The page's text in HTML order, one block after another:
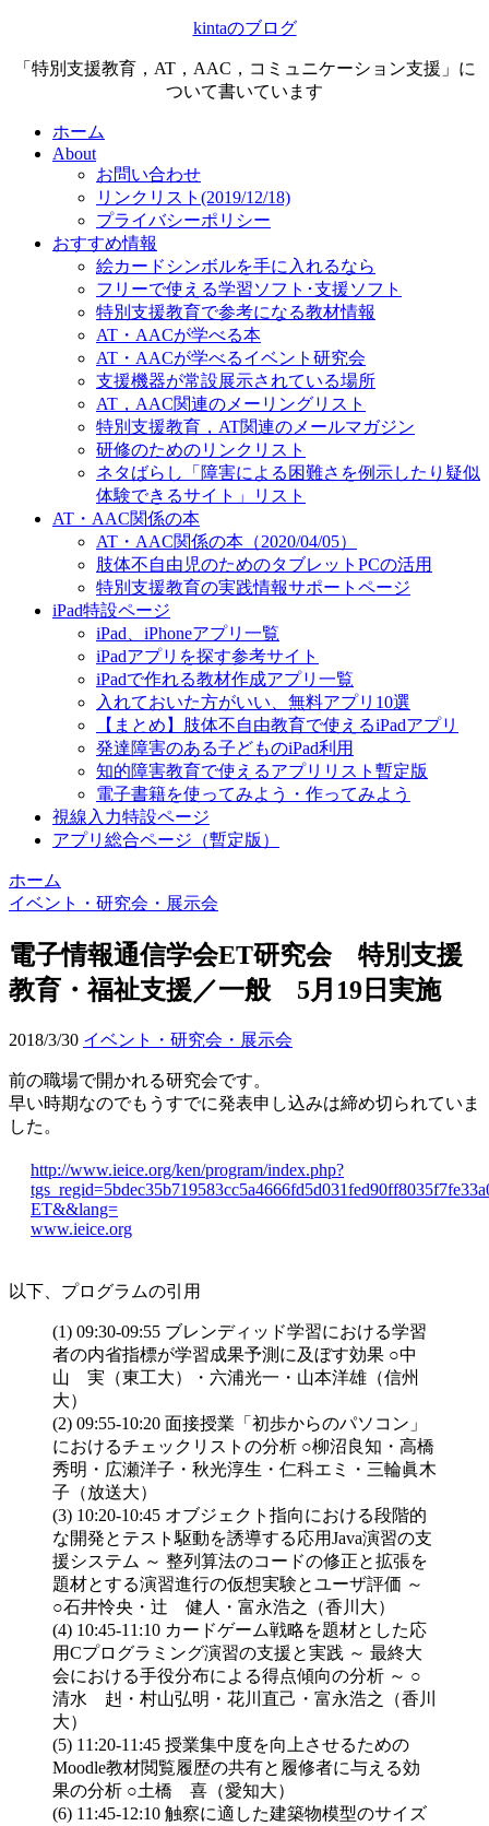
kintaのブログ
「特別支援教育，AT，AAC，コミュニケーション支援」に
ついて書いています
ホーム
About
お問い合わせ
リンクリスト(2019/12/18)
プライバシーポリシー
おすすめ情報
絵カードシンボルを手に入れるなら
フリーで使える学習ソフト･支援ソフト
特別支援教育で参考になる教材情報
AT・AACが学べる本
AT・AACが学べるイベント研究会
支援機器が常設展示されている場所
AT，AAC関連のメーリングリスト
特別支援教育，AT関連のメールマガジン
研修のためのリンクリスト
ネタばらし「障害による困難さを例示したり疑似
体験できるサイト」リスト
AT・AAC関係の本
AT・AAC関係の本（2020/04/05）
肢体不自由児のためのタブレットPCの活用
特別支援教育の実践情報サポートページ
iPad特設ページ
iPad、iPhoneアプリ一覧
iPadアプリを探す参考サイト
iPadで作れる教材作成アプリ一覧
入れておいた方がいい、無料アプリ10選
【まとめ】肢体不自由教育で使えるiPadアプリ
発達障害のある子どものiPad利用
知的障害教育で使えるアプリリスト暫定版
電子書籍を使ってみよう・作ってみよう
視線入力特設ページ
アプリ総合ページ（暫定版）
ホーム
イベント・研究会・展示会
電子情報通信学会ET研究会 特別支援
教育・福祉支援／一般 5月19日実施
2018/3/30 イベント・研究会・展示会
前の職場で開かれる研究会です。
早い時期なのでもうすでに発表申し込みは締め切られていま
した。
http://www.ieice.org/ken/program/index.php?
ET&&lang=
www.ieice.org
以下、プログラムの引用
(1) 09:30-09:55 ブレンディッド学習における学習
者の内省指標が学習成果予測に及ぼす効果 ○中
山 実（東工大）・六浦光一・山本洋雄（信州
大）
(2) 09:55-10:20 面接授業「初歩からのパソコン」
におけるチェックリストの分析 ○柳沼良知・高橋
秀明・広瀬洋子・秋光淳生・仁科エミ・三輪眞木
子（放送大）
(3) 10:20-10:45 オブジェクト指向における段階的
な開発とテスト駆動を誘導する応用Java演習の支
援システム ～ 整列算法のコードの修正と拡張を
題材とする演習進行の仮想実験とユーザ評価 ～
○石井怜央・辻 健人・富永浩之（香川大）
(4) 10:45-11:10 カードゲーム戦略を題材とした応
用Cプログラミング演習の支援と実践 ～ 最終大
会における手役分布による得点傾向の分析 ～ ○
清水 赳・村山弘明・花川直己・富永浩之（香川
大）
(5) 11:20-11:45 授業集中度を向上させるための
Moodle教材閲覧履歴の共有と履修者に与える効
果の分析 ○土橋 喜（愛知大）
(6) 11:45-12:10 触察に適した建築物模型のサイズ